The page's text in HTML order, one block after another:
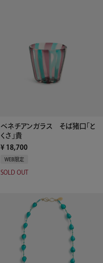
ベネチアンガラス そば猪口「と
くさ」貴
¥ 18,700
WEB限定
SOLD OUT